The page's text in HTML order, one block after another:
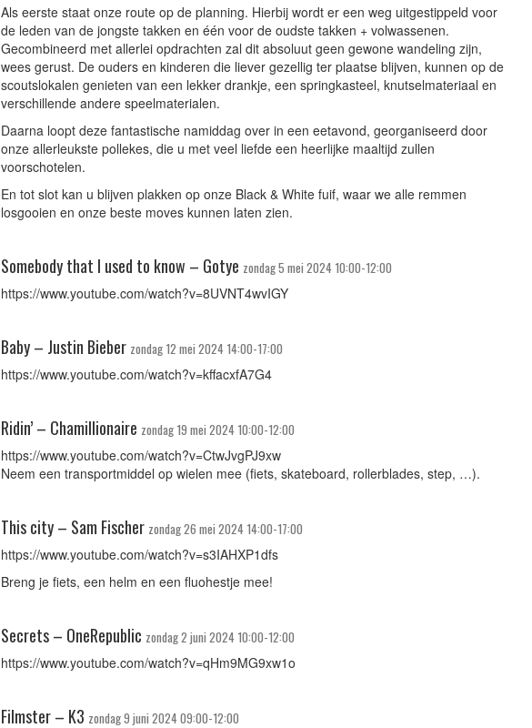
Als eerste staat onze route op de planning. Hierbij wordt er een weg uitgestippeld voor
de leden van de jongste takken en één voor de oudste takken + volwassenen.
Gecombineerd met allerlei opdrachten zal dit absoluut geen gewone wandeling zijn,
wees gerust. De ouders en kinderen die liever gezellig ter plaatse blijven, kunnen op de
scoutslokalen genieten van een lekker drankje, een springkasteel, knutselmateriaal en
verschillende andere speelmaterialen.
Daarna loopt deze fantastische namiddag over in een eetavond, georganiseerd door
onze allerleukste pollekes, die u met veel liefde een heerlijke maaltijd zullen
voorschotelen.
En tot slot kan u blijven plakken op onze Black & White fuif, waar we alle remmen
losgooien en onze beste moves kunnen laten zien.
Somebody that I used to know – Gotye zondag 5 mei 2024 10:00-12:00
https://www.youtube.com/watch?v=8UVNT4wvIGY
Baby – Justin Bieber zondag 12 mei 2024 14:00-17:00
https://www.youtube.com/watch?v=kffacxfA7G4
Ridin’ – Chamillionaire zondag 19 mei 2024 10:00-12:00
https://www.youtube.com/watch?v=CtwJvgPJ9xw
Neem een transportmiddel op wielen mee (fiets, skateboard, rollerblades, step, …).
This city – Sam Fischer zondag 26 mei 2024 14:00-17:00
https://www.youtube.com/watch?v=s3IAHXP1dfs
Breng je fiets, een helm en een fluohestje mee!
Secrets – OneRepublic zondag 2 juni 2024 10:00-12:00
https://www.youtube.com/watch?v=qHm9MG9xw1o
Filmster – K3 zondag 9 juni 2024 09:00-12:00